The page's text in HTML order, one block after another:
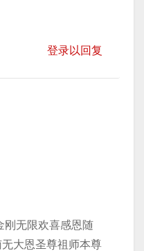
登录以回复
刚无限欢喜感恩随
大恩圣尊祖师本尊